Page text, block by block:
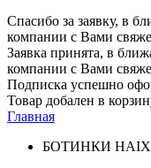
Спасибо за заявку, в
компании с Вами
Заявка принята, в
компании с Вами
Подписка успешно
Товар добален в
Главная
БОТИНКИ HAIX